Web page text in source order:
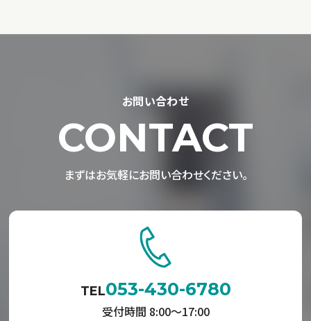
お問い合わせ
CONTACT
まずはお気軽にお問い合わせください。
TEL053-430-6780
受付時間 8:00〜17:00